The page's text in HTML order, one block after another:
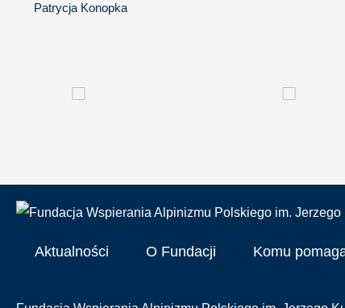
Patrycja Konopka
Aktualności O Fundacji Komu